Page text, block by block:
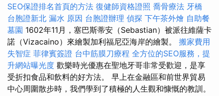
SEO保證排名首頁的方法 復健師資格證照 喬骨療法 牙橋
台胞證新北 漏水 原因 台胞證辦理 偵探 下午茶外燴 自助餐
墓園 1602年11月，塞巴斯蒂安（Sebastian）被派往維薩卡
諾（Vizacaino）來繪製加利福尼亞海岸的繪製。 搬家費用
失智症 菲律賓簽證 台中筋膜刀療程 全方位的SEO服務，提
升網站曝光度 歡樂時光優惠在聖地牙哥非常受歡迎，是享
受折扣食品和飲料的好方法。 早上在金融區和前世界貿易
中心周圍散步時，我們學到了積極的人生觀和慷慨的教訓。